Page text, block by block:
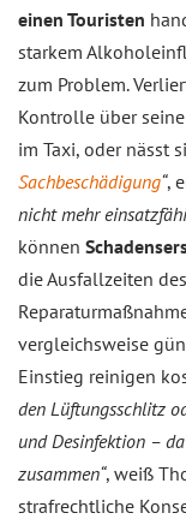
einen Touristen
starkem
zum Problem.
Kontrolle über
im Taxi, oder nässt
Sachbeschädigung“,
nicht mehr
können
die Ausfallzeiten
vergleichsweise
Einstieg reinigen
den Lüftungsschlitz
und Desinfektion –
zusammen“, weiß
strafrechtliche